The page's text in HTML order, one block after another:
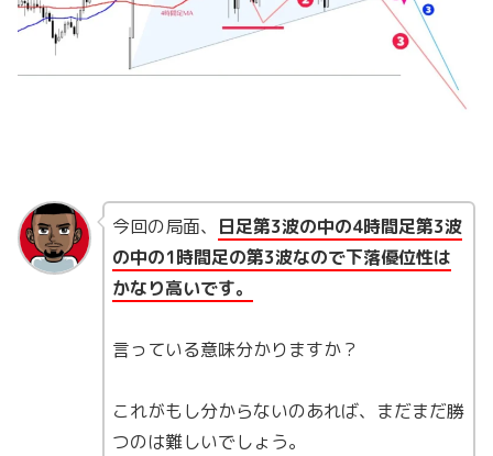
今回の局面、 日足第3波の中の4時間足第3波
の中の1時間足の第3波なので下落優位性は
かなり高いです。
言っている意味分かりますか？
これがもし分からないのあれば、まだまだ勝
つのは難しいでしょう。